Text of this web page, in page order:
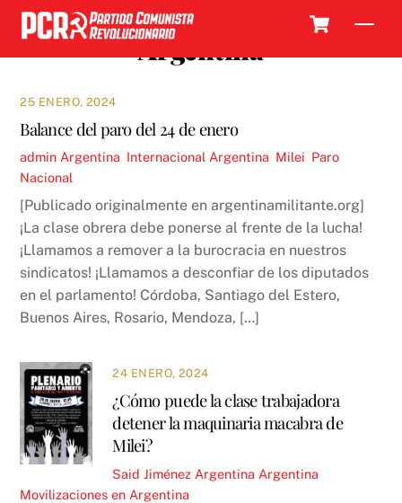
Skip
content
Argentina
25 ENERO, 2024
Balance del paro del 24 de enero
admin Argentina Internacional Argentina Milei Paro
Nacional
[Publicado originalmente en argentinamilitante.org]
¡La clase obrera debe ponerse al frente de la lucha!
¡Llamamos a remover a la burocracia en nuestros
sindicatos! ¡Llamamos a desconfiar de los diputados
en el parlamento! Córdoba, Santiago del Estero,
Buenos Aires, Rosario, Mendoza, […]
24 ENERO, 2024
¿Cómo puede la clase trabajadora
detener la maquinaria macabra de
Milei?
Said Jiménez Argentina Argentina
Movilizaciones en Argentina